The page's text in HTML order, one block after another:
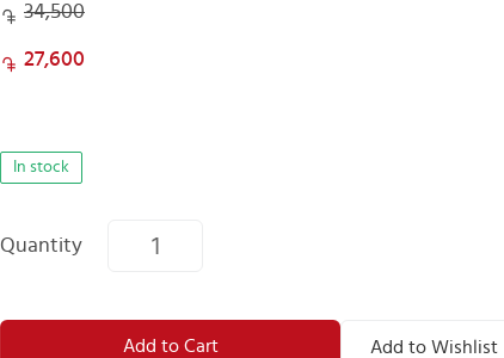
34,500
27,600
In stock
Quantity
Add to Cart Add to Wishlist